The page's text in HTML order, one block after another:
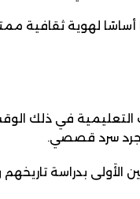
لهوية ثقافية
التعليمية في ذلك
مجرد سرد قصصي.
الأَولى بدراسة